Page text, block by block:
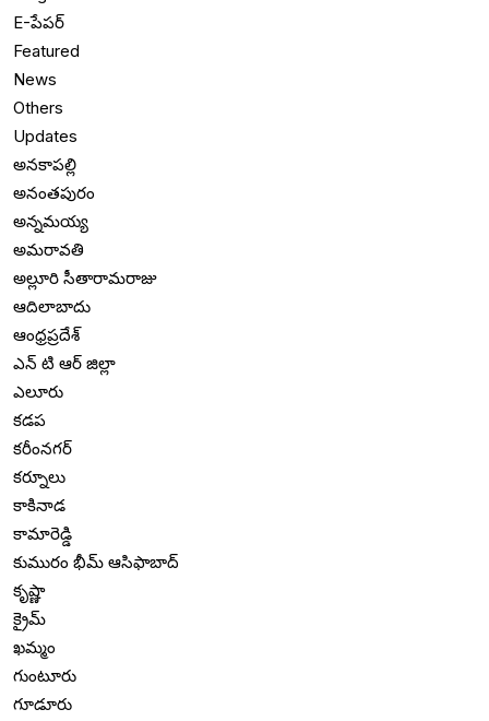
E-పేపర్
Featured
News
Others
Updates
అనకాపల్లి
అనంతపురం
అన్నమయ్య
అమరావతి
అల్లూరి సీతారామరాజు
ఆదిలాబాదు
ఆంధ్రప్రదేశ్
ఎన్ టి ఆర్ జిల్లా
ఎలూరు
కడప
కరీంనగర్
కర్నూలు
కాకినాడ
కామారెడ్డి
కుమురం భీమ్ ఆసిఫాబాద్
కృష్ణా
క్రైమ్
ఖమ్మం
గుంటూరు
గూడూరు